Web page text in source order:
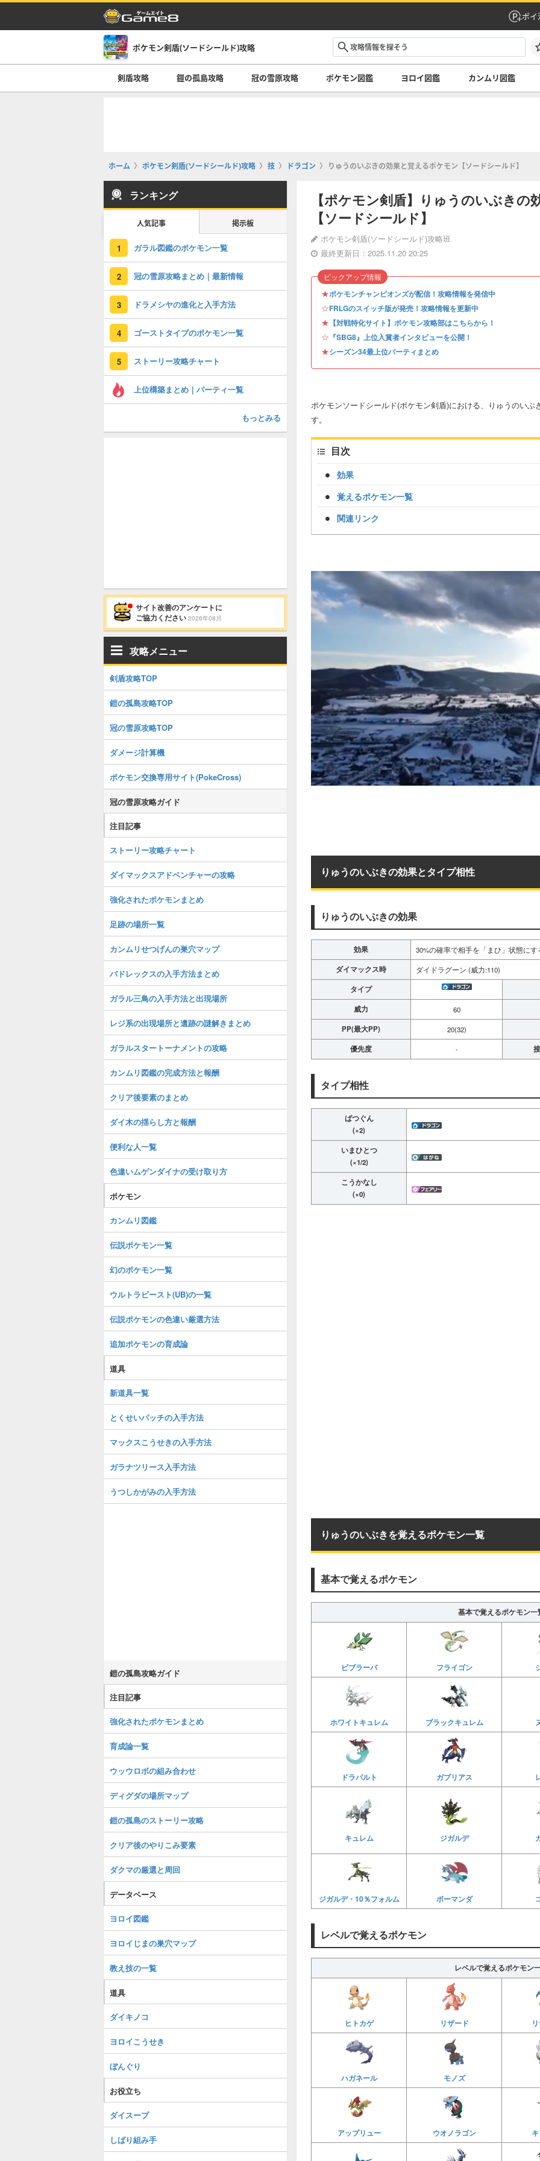
ポイ
ポケモン剣盾(ソードシールド)攻略
剣盾攻略 鎧の孤島攻略 冠の雪原攻略 ポケモン図鑑 ヨロイ図鑑 カンムリ図鑑
ホーム ポケモン剣盾(ソードシールド)攻略 技 ドラゴン りゅうのいぶきの効果と覚えるポケモン【ソードシールド】
【ポケモン剣盾】りゅうのいぶきの
【ソードシールド】
ポケモン剣盾(ソードシールド)攻略班
最終更新日：2025.11.20 20:25
★ポケモンチャンピオンズが配信！攻略情報を発信中
☆FRLGのスイッチ版が発売！攻略情報を更新中
★ 【対戦特化サイト】ポケモン攻略部はこちらから！
☆ 『SBG8』上位入賞者インタビューを公開！
★シーズン34最上位パーティまとめ
ピックアップ情報
ポケモンソードシールド(ポケモン剣盾)における、りゅうのい
す。
目次
効果
覚えるポケモン一覧
関連リンク
りゅうのいぶきの効果とタイプ相性
りゅうのいぶきの効果
効果 30%の確率で相手を「まひ」状態にす
ダイマックス時 ダイドラグーン (威力:110)
タイプ
威力
60
PP(最大PP) 20(32)
優先度 -
タイプ相性
ばつぐん
(×2)
いまひとつ
(×1/2)
こうかなし
(×0)
りゅうのいぶきを覚えるポケモン一覧
基本で覚えるポケモン
基本で覚えるポケモン一
ビブラーバ フライゴン
ホワイトキュレム ブラックキュレム
ドラパルト ガブリアス
キュレム ジガルデ
ジガルデ・10％フォルム ボーマンダ
レベルで覚えるポケモン
レベルで覚えるポケモン
ヒトカゲ リザード
ハガネール モノズ
アップリュー ウオノラゴン
ランキング
人気記事 掲示板
1 ガラル図鑑のポケモン一覧
2 冠の雪原攻略まとめ｜最新情報
3 ドラメシヤの進化と入手方法
4 ゴーストタイプのポケモン一覧
5 ストーリー攻略チャート
上位構築まとめ｜パーティ一覧
もっとみる
サイト改善のアンケートに
ご協力ください 2026年08月
攻略メニュー
剣盾攻略TOP
鎧の孤島攻略TOP
冠の雪原攻略TOP
ダメージ計算機
ポケモン交換専用サイト(PokeCross)
冠の雪原攻略ガイド
注目記事
ストーリー攻略チャート
ダイマックスアドベンチャーの攻略
強化されたポケモンまとめ
足跡の場所一覧
カンムリせつげんの巣穴マップ
バドレックスの入手方法まとめ
ガラル三鳥の入手方法と出現場所
レジ系の出現場所と遺跡の謎解きまとめ
ガラルスタートーナメントの攻略
カンムリ図鑑の完成方法と報酬
クリア後要素のまとめ
ダイ木の揺らし方と報酬
便利な人一覧
色違いムゲンダイナの受け取り方
ポケモン
カンムリ図鑑
伝説ポケモン一覧
幻のポケモン一覧
ウルトラビースト(UB)の一覧
伝説ポケモンの色違い厳選方法
追加ポケモンの育成論
道具
新道具一覧
とくせいパッチの入手方法
マックスこうせきの入手方法
ガラナツリース入手方法
うつしかがみの入手方法
鎧の孤島攻略ガイド
注目記事
強化されたポケモンまとめ
育成論一覧
ウッウロボの組み合わせ
ディグダの場所マップ
鎧の孤島のストーリー攻略
クリア後のやりこみ要素
ダクマの厳選と周回
データベース
ヨロイ図鑑
ヨロイじまの巣穴マップ
教え技の一覧
道具
ダイキノコ
ヨロイこうせき
ぼんぐり
お役立ち
ダイスープ
しばり組み手